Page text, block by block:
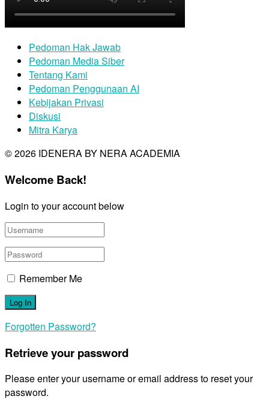
Pedoman Hak Jawab
Pedoman Media Siber
Tentang Kami
Pedoman Penggunaan AI
Kebijakan Privasi
Diskusi
Mitra Karya
© 2026 IDENERA BY NERA ACADEMIA
Welcome Back!
Login to your account below
Remember Me
Forgotten Password?
Retrieve your password
Please enter your username or email address to reset your
password.